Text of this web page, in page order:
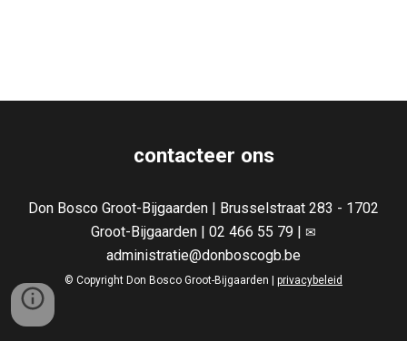
contacteer ons
Don Bosco Groot-Bijgaarden | Brusselstraat 283 - 1702
Groot-Bijgaarden | 02 466 55 79 | ✉
administratie@donboscogb.be
© Copyright Don Bosco Groot-Bijgaarden | privacybeleid